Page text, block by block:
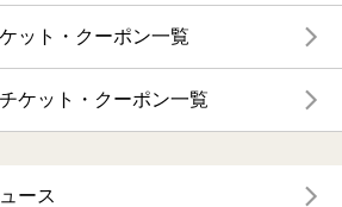
ット・クーポン一覧
ケット・クーポン一覧
ース